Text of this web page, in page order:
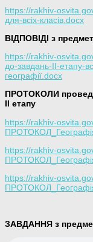
https://rakhiv-
для-всіх-класів.docx
ВІДПОВІДІ з
https://rakhiv-
до-завдань-ІІ-етапу-
географії.docx
ПРОТОКОЛИ
ІІ етапу
https://rakhiv-
https://rakhiv-
https://rakhiv-
ЗАВДАННЯ з